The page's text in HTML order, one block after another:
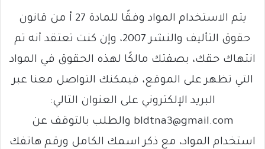
يتم الاستخدام المواد وفقًا للمادة 27 أ من قانون
حقوق التأليف والنشر 2007، وإن كنت تعتقد أنه تم
انتهاك حقك، بصفتك مالكًا لهذه الحقوق في المواد
التي تظهر على الموقع، فيمكنك التواصل معنا عبر
البريد الإلكتروني على العنوان التالي:
bldtna3@gmail.com والطلب بالتوقف عن
استخدام المواد، مع ذكر اسمك الكامل ورقم هاتفك